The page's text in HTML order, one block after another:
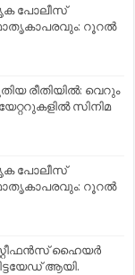
പോലീസ്
റൂറൽ
രീതിയിൽ: വെറും
സിനിമ
പോലീസ്
റൂറൽ
സ്റ്റീഫൻസ് ഹൈയർ
ആയി.